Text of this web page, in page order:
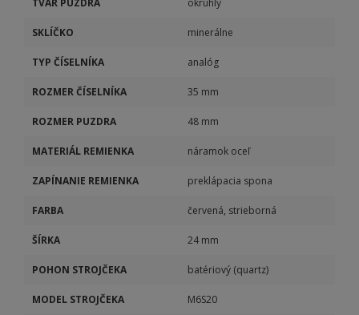
TVAR PUZDRA okrúhly
SKLÍČKO minerálne
TYP ČÍSELNÍKA analóg
ROZMER ČÍSELNÍKA 35 mm
ROZMER PUZDRA 48 mm
MATERIÁL REMIENKA náramok oceľ
ZAPÍNANIE REMIENKA preklápacia spona
FARBA červená, strieborná
ŠÍRKA 24 mm
POHON STROJČEKA batériový (quartz)
MODEL STROJČEKA M6S20